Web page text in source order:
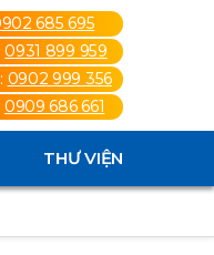
685 695
0931 899 959
0902 999 356
0909 686 661
THƯ VIỆN